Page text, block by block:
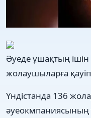
Әуеде ұшақтың
жолаушыларға
Үндістанда 136
әуеокмпаниясының